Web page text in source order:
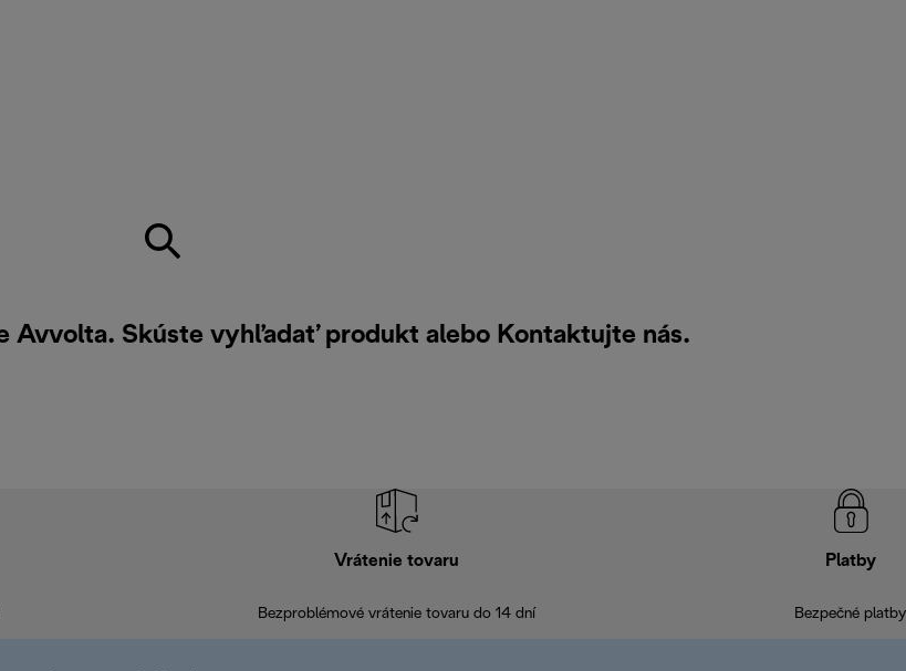
Avvolta. Skúste vyhľadať produkt alebo Kontaktujte nás.
Vrátenie tovaru
Bezproblémové vrátenie tovaru do 14 dní
Platby
Bezpečné platby